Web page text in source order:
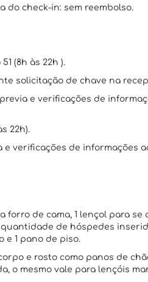
do check-in: sem reembolso.
(8h às 22h ).
solicitação de chave na
e verificações de
22h).
e verificações de informações
forro de cama, 1 lençol para
de hóspedes
e 1 pano de piso.
e rosto como panos de
o mesmo vale para lençóis